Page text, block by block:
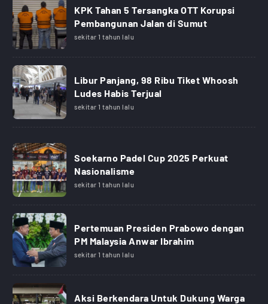
KPK Tahan 5 Tersangka OTT Korupsi
Pembangunan Jalan di Sumut
sekitar 1 tahun lalu
Libur Panjang, 98 Ribu Tiket Whoosh
Ludes Habis Terjual
sekitar 1 tahun lalu
Soekarno Padel Cup 2025 Perkuat
Nasionalisme
sekitar 1 tahun lalu
Pertemuan Presiden Prabowo dengan
PM Malaysia Anwar Ibrahim
sekitar 1 tahun lalu
Aksi Berkendara Untuk Dukung Warga